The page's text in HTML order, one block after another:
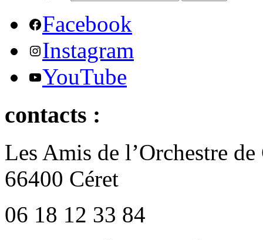
Facebook
Instagram
YouTube
contacts :
Les Amis de l’Orchestre
66400 Céret
06 18 12 33 84